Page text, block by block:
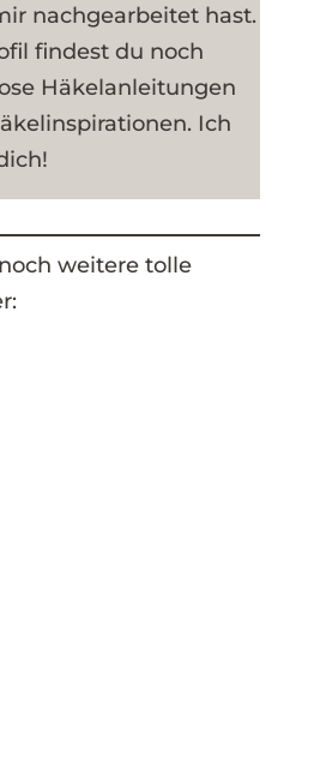
nachgearbeitet hast.
findest du noch
Häkelanleitungen
Ich
weitere tolle